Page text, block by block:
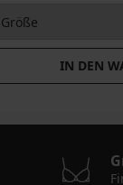
IN DEN